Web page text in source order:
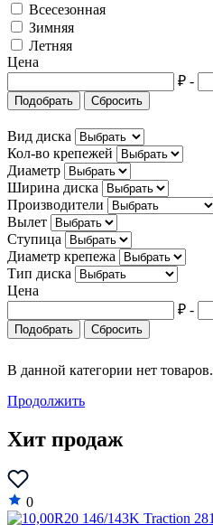
Cupra
Dacia
Daewoo
Daihatsu
Datsun
Dodge
Dongfeng
DS
Eagle
Ferrari
Ford
Всесезонная
Зимняя
Летняя
Цена
₽ -
Подобрать Сбросить
Вид диска
Кол-во крепежей
Диаметр
Ширина диска
Производители
Вылет
Ступица
Диаметр крепежа
Тип диска
Цена
₽ -
Подобрать Сбросить
В данной категории нет товаров.
Продолжить
Хит продаж
0